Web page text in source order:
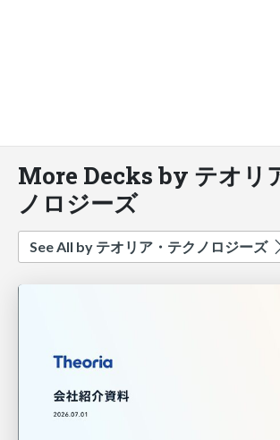
More Decks by テオリ
ノロジーズ
See All by テオリア・テクノロジーズ